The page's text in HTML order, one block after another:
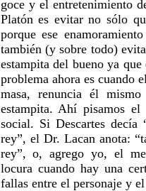
goce y el entretenimiento
Platón es evitar no sólo
porque ese
también (y sobre todo)
estampita del bueno ya
problema ahora es cuando
masa, renuncia él
estampita. Ahí pisamos
social. Si Descartes decía
rey”, el Dr. Lacan anota:
rey”, o, agrego yo, el
locura cuando hay una
fallas entre el personaje y